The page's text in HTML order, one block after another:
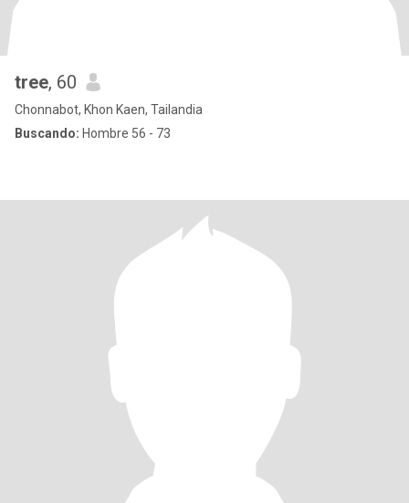
tree, 60
Chonnabot, Khon Kaen, Tailandia
Buscando: Hombre 56 - 73